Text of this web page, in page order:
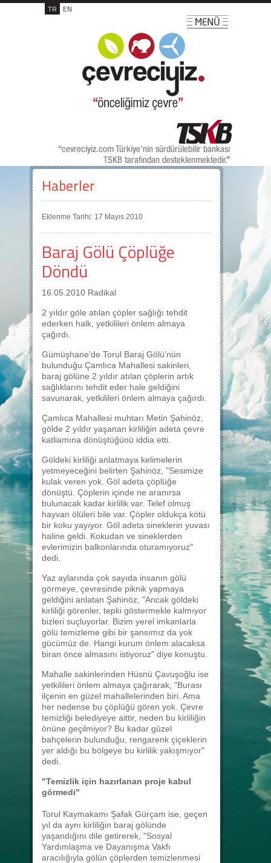
TR EN
Haberler
Eklenme Tarihi: 17 Mayıs 2010
Baraj Gölü Çöplüğe
Döndü
16.05.2010 Radikal
2 yıldır göle atılan çöpler sağlığı tehdit
ederken halk, yetkilileri önlem almaya
çağırdı.
Gümüşhane’de Torul Baraj Gölü’nün
bulunduğu Çamlıca Mahallesi sakinleri,
baraj gölüne 2 yıldır atılan çöplerin artık
sağlıklarını tehdit eder hale geldiğini
savunarak, yetkilileri önlem almaya çağırdı.
Çamlıca Mahallesi muhtarı Metin Şahinöz,
gölde 2 yıldır yaşanan kirliliğin adeta çevre
katliamına dönüştüğünü iddia etti.
Göldeki kirliliği anlatmaya kelimelerin
yetmeyeceğini belirten Şahinöz, "Sesimize
kulak veren yok. Göl adeta çöplüğe
dönüştü. Çöplerin içinde ne aranırsa
bulunacak kadar kirlilik var. Telef olmuş
hayvan ölüleri bile var. Çöpler oldukça kötü
bir koku yayıyor. Göl adeta sineklerin yuvası
haline geldi. Kokudan ve sineklerden
evlerimizin balkonlarında oturamıyoruz"
dedi.
Yaz aylarında çok sayıda insanın gölü
görmeye, çevresinde piknik yapmaya
geldiğini anlatan Şahinöz, "Ancak göldeki
kirliliği görenler, tepki göstermekle kalmıyor
bizleri suçluyorlar. Bizim yerel imkanlarla
gölü temizleme gibi bir şansımız da yok
gücümüz de. Hangi kurum önlem alacaksa
biran önce almasını istiyoruz" diye konuştu.
Mahalle sakinlerinden Hüsnü Çavuşoğlu ise
yetkilileri önlem almaya çağırarak, "Burası
ilçenin en güzel mahallelerinden biri. Ama
her nedense bu çöplüğü gören yok. Çevre
temizliği belediyeye aittir, neden bu kirliliğin
önüne geçilmiyor? Bu kadar güzel
bahçelerin bulunduğu, rengarenk çiçeklerin
yer aldığı bu bölgeye bu kirlilik yakışmıyor"
dedi.
"Temizlik için hazırlanan proje kabul
görmedi"
Torul Kaymakamı Şafak Gürçam ise, geçen
yıl da aynı kirliliğin baraj gölünde
yaşandığını dile getirerek, "Sosyal
Yardımlaşma ve Dayanışma Vakfı
aracılığıyla gölün çöplerden temizlenmesi